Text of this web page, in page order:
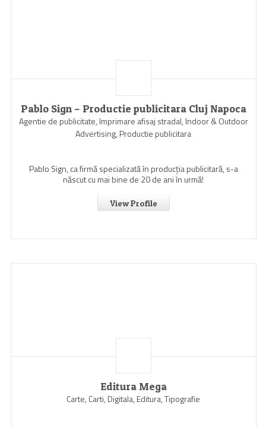
Pablo Sign – Productie publicitara Cluj Napoca
Agentie de publicitate, Imprimare afisaj stradal, Indoor & Outdoor
Advertising, Productie publicitara
Pablo Sign, ca firmă specializată în producția publicitară, s-a
născut cu mai bine de 20 de ani în urmă!
View Profile
Editura Mega
Carte, Carti, Digitala, Editura, Tipografie